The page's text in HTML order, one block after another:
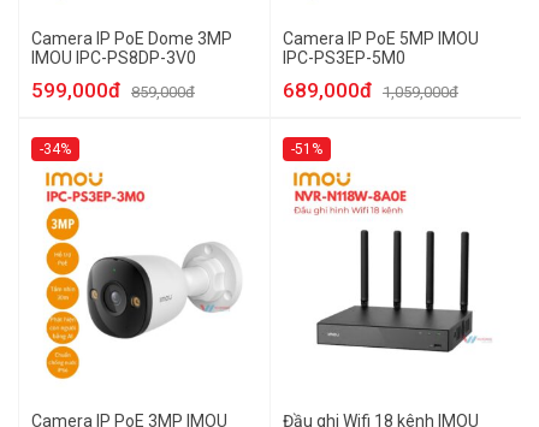
Camera IP PoE Dome 3MP
IMOU IPC-PS8DP-3V0
599,000đ 859,000đ
Camera IP PoE 5MP IMOU
IPC-PS3EP-5M0
689,000đ 1,059,000đ
-34%
Camera IP PoE 3MP IMOU
-51%
Đầu ghi Wifi 18 kênh IMOU